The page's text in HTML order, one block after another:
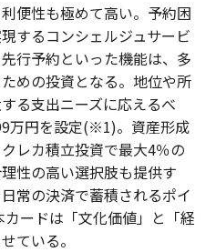
便性も極めて高い。予約困
するコンシェルジュサービ
行予約といった機能は、多
めの投資となる。地位や所
る支出ニーズに応えるべ
万円を設定(※1)。資産形成
レカ積立投資で最大4％の
性の高い選択肢も提供す
常の決済で蓄積されるポイ
ードは「文化価値」と「経
ている。